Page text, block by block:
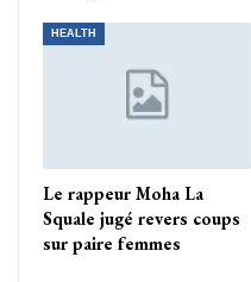
HEALTH
Le rappeur Moha La
Squale jugé revers coups
sur paire femmes